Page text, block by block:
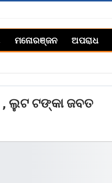
ମନୋରଞ୍ଜନ ଅପରାଧ
ଲୁଟ ଟଙ୍କା ଜବତ